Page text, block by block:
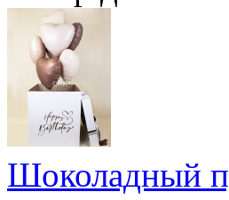
Шоколадный